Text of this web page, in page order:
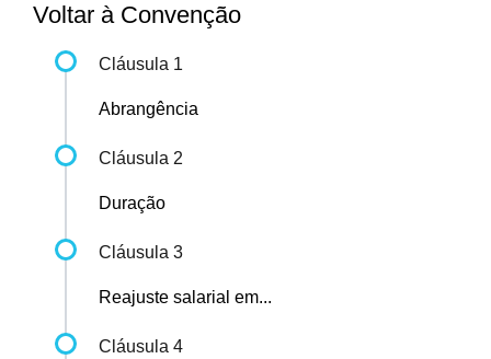
Voltar à Convenção
Cláusula 1
Abrangência
Cláusula 2
Duração
Cláusula 3
Reajuste salarial em...
Cláusula 4